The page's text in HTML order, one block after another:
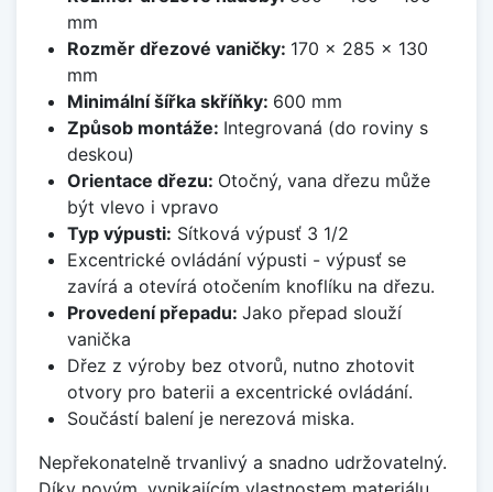
mm
Rozměr dřezové vaničky: 170 x 285 x 130
mm
Minimální šířka skříňky: 600 mm
Způsob montáže: Integrovaná (do roviny s
deskou)
Orientace dřezu: Otočný, vana dřezu může
být vlevo i vpravo
Typ výpusti: Sítková výpusť 3 1/2
Excentrické ovládání výpusti - výpusť se
zavírá a otevírá otočením knoflíku na dřezu.
Provedení přepadu: Jako přepad slouží
vanička
Dřez z výroby bez otvorů, nutno zhotovit
otvory pro baterii a excentrické ovládání.
Součástí balení je nerezová miska.
Nepřekonatelně trvanlivý a snadno udržovatelný.